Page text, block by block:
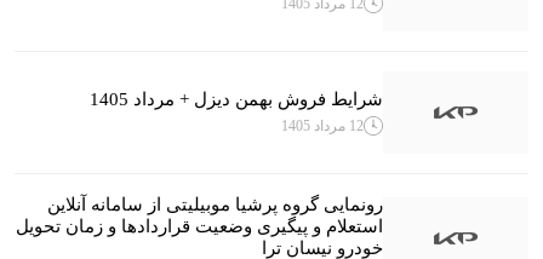
12 مرداد 1405
شرایط فروش بهمن دیزل + مرداد 1405
12 مرداد 1405
رونمایی گروه پرشیا موبیلیتی از سامانه آنلاین
استعلام و پیگیری وضعیت قراردادها و زمان تحویل
خودرو نیسان ترا